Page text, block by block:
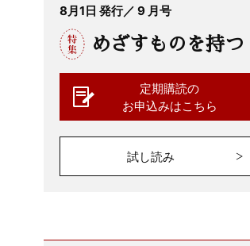
8月1日 発行／ 9 月号
めざすものを持つ
定期購読の
お申込みはこちら
試し読み